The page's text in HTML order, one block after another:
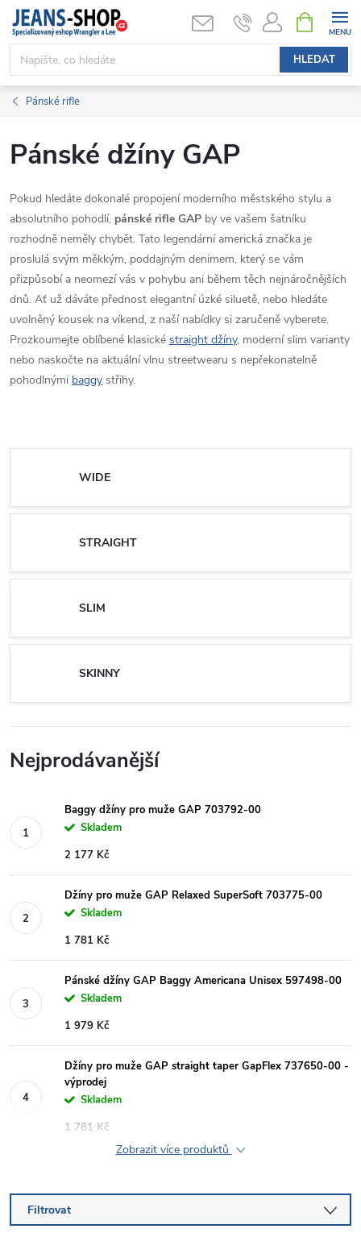
Přejít
obsah
HLEDAT
NÁKUPNÍ
KOŠÍK
Pánské rifle
Pánské džíny GAP
Pokud hledáte dokonalé propojení moderního městského stylu a
absolutního pohodlí, pánské rifle GAP by ve vašem šatníku
rozhodně neměly chybět. Tato legendární americká značka je
proslulá svým měkkým, poddajným denimem, který se vám
přizpůsobí a neomezí vás v pohybu ani během těch nejnáročnějších
dnů. Ať už dáváte přednost elegantní úzké siluetě, nebo hledáte
uvolněný kousek na víkend, z naší nabídky si zaručeně vyberete.
Prozkoumejte oblíbené klasické straight džíny, moderní slim varianty
nebo naskočte na aktuální vlnu streetwearu s nepřekonatelně
pohodlnými baggy střihy.
WIDE
STRAIGHT
SLIM
SKINNY
Nejprodávanější
Baggy džíny pro muže GAP 703792-00
Skladem
2 177 Kč
Džíny pro muže GAP Relaxed SuperSoft 703775-00
Skladem
1 781 Kč
Pánské džíny GAP Baggy Americana Unisex 597498-00
Skladem
1 979 Kč
Džíny pro muže GAP straight taper GapFlex 737650-00 -
výprodej
Skladem
1 781 Kč
Zobrazit více produktů
Filtrovat